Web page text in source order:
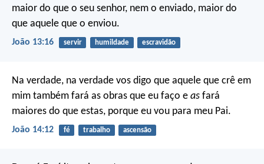
maior do que o seu senhor, nem o enviado, maior do
que aquele que o enviou.
João 13:16 servir humildade escravidão
Na verdade, na verdade vos digo que aquele que crê em
mim também fará as obras que eu faço e as fará
maiores do que estas, porque eu vou para meu Pai.
João 14:12 fé trabalho ascensão